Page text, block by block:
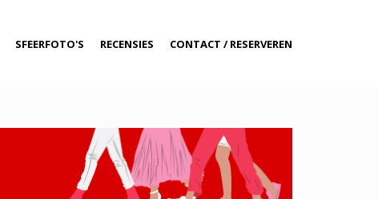
SFEERFOTO'S RECENSIES CONTACT / RESERVEREN